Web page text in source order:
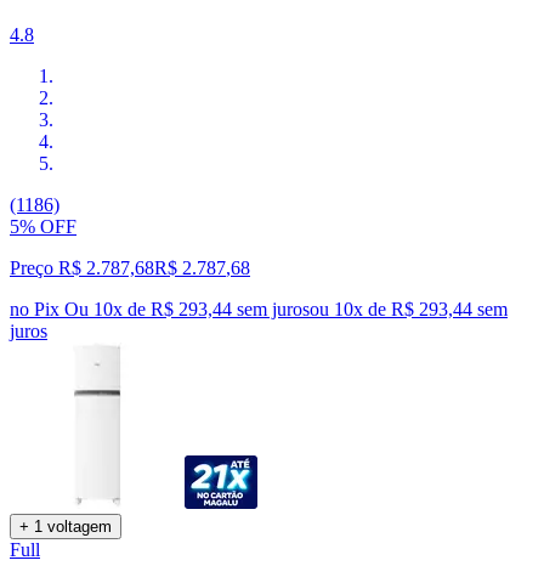
4.8
(1186)
5% OFF
Preço R$ 2.787,68R$ 2.787,68
no Pix Ou 10x de R$ 293,44 sem jurosou 10x de R$ 293,44 sem
juros
+ 1 voltagem
Full